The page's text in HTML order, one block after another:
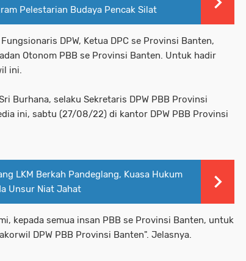
Pelestarian Budaya Pencak Silat
DPW, Ketua DPC se Provinsi Banten,
Otonom PBB se Provinsi Banten. Untuk hadir
ini.
Burhana, selaku Sekretaris DPW PBB Provinsi
ini, sabtu (27/08/22) di kantor DPW PBB Provinsi
LKM Berkah Pandeglang, Kuasa Hukum
Unsur Niat Jahat
kepada semua insan PBB se Provinsi Banten, untuk
DPW PBB Provinsi Banten". Jelasnya.